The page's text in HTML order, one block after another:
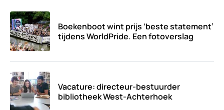
Boekenboot wint prijs ‘beste statement’
tijdens WorldPride. Een fotoverslag
Vacature: directeur-bestuurder
bibliotheek West-Achterhoek